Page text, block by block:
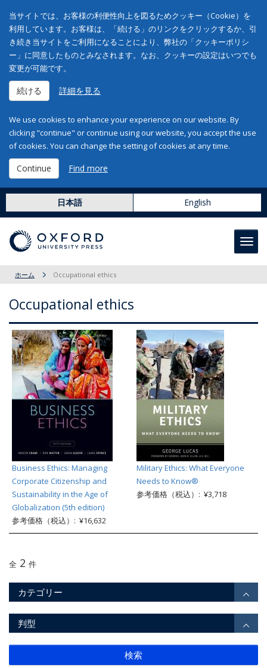
当サイトでは、お客様の利便性向上を図るためクッキー（Cookie）を
利用しています。お客様は、「続ける」のリンクをクリックするか、引
き続き当サイトをご利用になることにより、弊社の「クッキーポリシ
ー」に同意したものとみなされます。なお、クッキーの設定はいつでも
変更が可能です。
続ける 詳細を見る
We use cookies to enhance your experience on our website. By
clicking "continue" or continue using our website, you accept the use
of cookies. You can change the setting of cookies at any time.
Continue Find more
日本語 English
ホーム Occupational ethics
Occupational ethics
Business Ethics: Managing
Corporate Citizenship and
Sustainability in the Age of
Globalization (5th edition)
参考価格（税込）: ¥16,632
Military Ethics: What Everyone
Needs to Know®
参考価格（税込）: ¥3,718
全 2 件
カテゴリー
判型
検索